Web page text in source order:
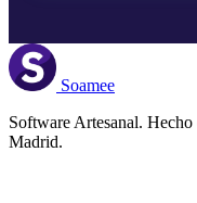
Soamee
Software Artesanal.
Madrid.